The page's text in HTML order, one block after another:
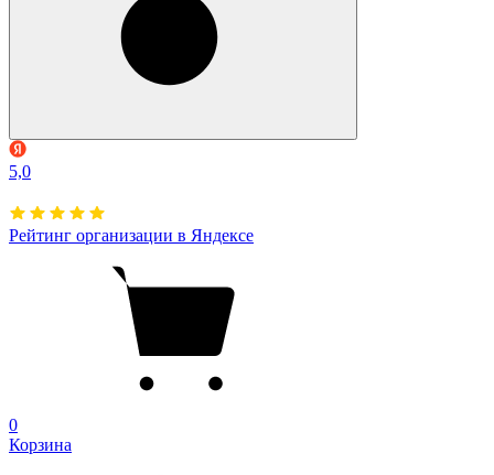
5,0
Рейтинг организации в Яндексе
0
Корзина